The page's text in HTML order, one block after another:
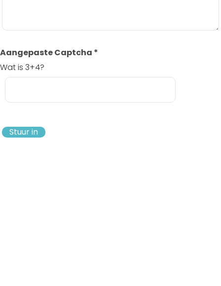
Aangepaste Captcha *
Wat is 3+4?
Stuur in